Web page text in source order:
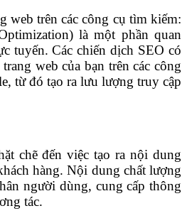
web trên các công cụ tìm kiếm:
là một phần quan
tuyến. Các chiến dịch SEO có
web của bạn trên các công
từ đó tạo ra lưu lượng truy cập
chẽ đến việc tạo ra nội dung
hàng. Nội dung chất lượng
người dùng, cung cấp thông
tác.